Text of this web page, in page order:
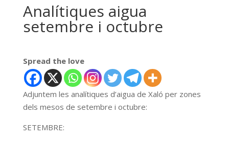
Analítiques aigua
setembre i octubre
Spread the love
Adjuntem les analítiques d’aigua de Xaló per zones
dels mesos de setembre i octubre:
SETEMBRE: